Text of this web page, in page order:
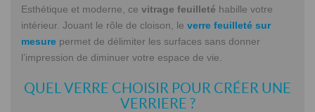
Esthétique et moderne, ce vitrage feuilleté habille votre
intérieur. Jouant le rôle de cloison, le verre feuilleté sur
mesure permet de délimiter les surfaces sans donner
l’impression de diminuer votre espace de vie.
QUEL VERRE CHOISIR POUR CRÉER UNE
VERRIERE ?